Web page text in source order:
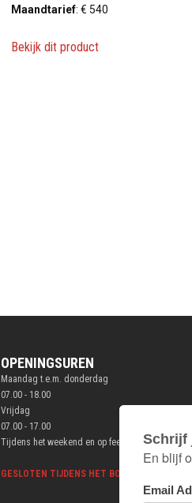
Maandtarief: € 540
Bekijk dit product
OPENINGSUREN
Maandag t.e.m. donderdag
07.00 - 18.00
Vrijdag
07.00 - 17.00
Tijdens het weekend en op feestdagen gesloten
GESLOTEN TIJDENS HET BOUWVERLOF VAN